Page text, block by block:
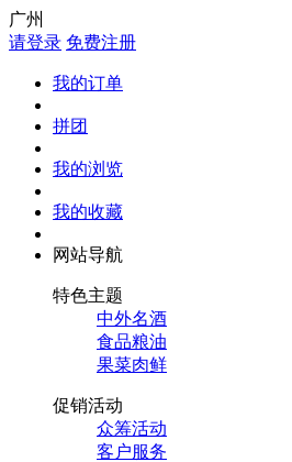
广州
请登录 免费注册
我的订单
拼团
我的浏览
我的收藏
网站导航
特色主题
中外名酒
食品粮油
果菜肉鲜
促销活动
众筹活动
客户服务